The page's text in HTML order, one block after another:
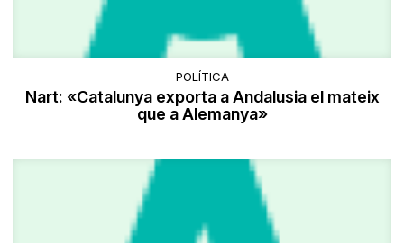
POLÍTICA
Nart: «Catalunya exporta a Andalusia el mateix
que a Alemanya»